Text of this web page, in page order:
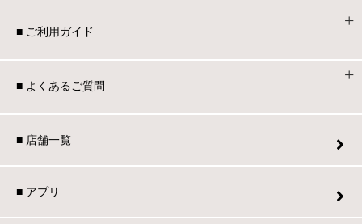
■ ご利用ガイド
■ よくあるご質問
■ 店舗一覧
■ アプリ